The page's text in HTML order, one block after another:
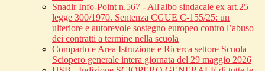
Snadir Info-Point n.567 - All'albo sindacale ex art.25
legge 300/1970. Sentenza CGUE C‑155/25: un
ulteriore e autorevole sostegno europeo contro l’abuso
dei contratti a termine nella scuola
Comparto e Area Istruzione e Ricerca settore Scuola
Sciopero generale intera giornata del 29 maggio 2026